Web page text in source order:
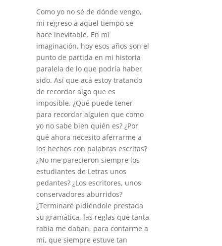
Como yo no sé de dónde vengo,
mi regreso a aquel tiempo se
hace inevitable. En mi
imaginación, hoy esos años son el
punto de partida en mi historia
paralela de lo que podría haber
sido. Así que acá estoy tratando
de recordar algo que es
imposible. ¿Qué puede tener
para recordar alguien que como
yo no sabe bien quién es? ¿Por
qué ahora necesito aferrarme a
los hechos con palabras escritas?
¿No me parecieron siempre los
estudiantes de Letras unos
pedantes? ¿Los escritores, unos
conservadores aburridos?
¿Terminaré pidiéndole prestada
su gramática, las reglas que tanta
rabia me daban, para contarme a
mí, que siempre estuve tan